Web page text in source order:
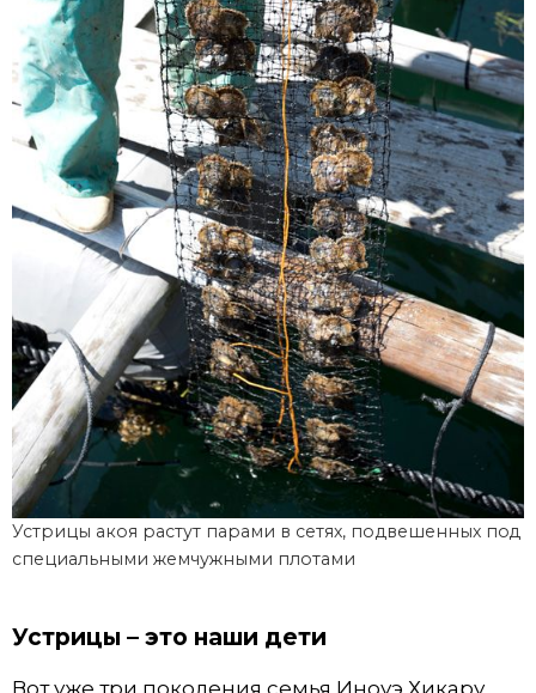
Устрицы акоя растут парами в сетях, подвешенных под
специальными жемчужными плотами
Устрицы – это наши дети
Вот уже три поколения семья Иноуэ Хикару